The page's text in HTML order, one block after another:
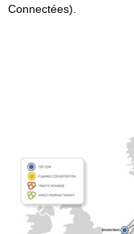
Connectées).